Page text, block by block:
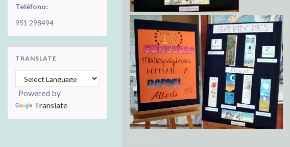
Teléfono:
951 298494
TRANSLATE
Powered by
Translate